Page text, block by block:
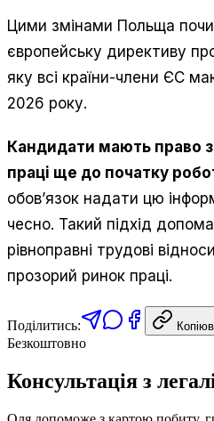
Цими змінами Польща
європейську директиву
яку всі країни-члени ЄС
2026 року.
Кандидати мають право
праці ще до початку
обов’язок надати цю
чесно. Такий підхід
рівноправні трудові
прозорий ринок праці.
Поділитись:
Безкоштовно
Консультація з